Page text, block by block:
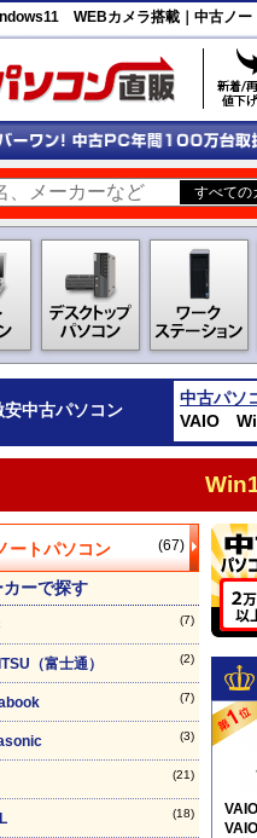
WEBカメラ搭載｜中古ノー
安中古パソコン
中古パソ
VAIO
(67)
カーで探す
(7)
（富士通） (2)
(7)
(3)
(21)
(18)